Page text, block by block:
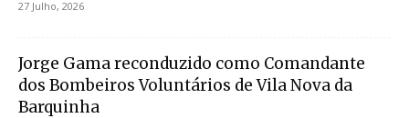
27 Julho, 2026
Jorge Gama reconduzido como Comandante
dos Bombeiros Voluntários de Vila Nova da
Barquinha